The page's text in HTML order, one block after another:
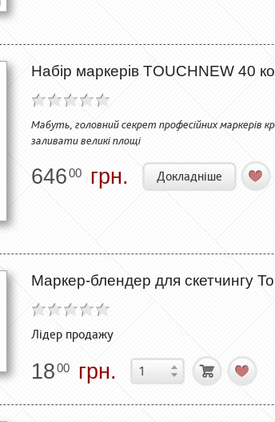
Набір маркерів TOUCHNEW 40
Мабуть, головний секрет професійних маркерів
заливати великі площі
64600 грн. Докладніше
Маркер-блендер для скетчингу
Лідер продажу
1800 грн.